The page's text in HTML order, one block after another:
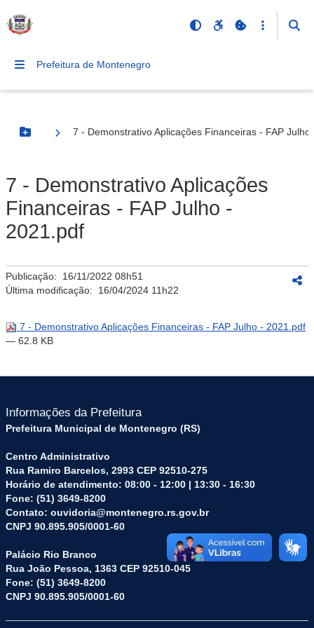
Prefeitura de Montenegro
Botão Menu
7 - Demonstrativo Aplicações Financeiras - FAP
7 - Demonstrativo Aplicações
Financeiras - FAP Julho -
2021.pdf
Publicação: 16/11/2022 08h51
Última modificação: 16/04/2024 11h22
7 - Demonstrativo Aplicações Financeiras - FAP Julho - 2021.pdf
— 62.8 KB
Informações da Prefeitura
Prefeitura Municipal de Montenegro (RS)
Centro Administrativo
Rua Ramiro Barcelos, 2993 CEP 92510-275
Horário de atendimento: 08:00 - 12:00 | 13:30 - 16:30
Fone: (51) 3649-8200
Contato: ouvidoria@montenegro.rs.gov.br
CNPJ 90.895.905/0001-60
Palácio Rio Branco
Rua João Pessoa, 1363 CEP 92510-045
Fone: (51) 3649-8200
CNPJ 90.895.905/0001-60